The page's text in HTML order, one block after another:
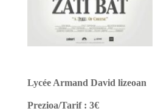
Lycée Armand David lizeoan
Prezioa/Tarif : 3€